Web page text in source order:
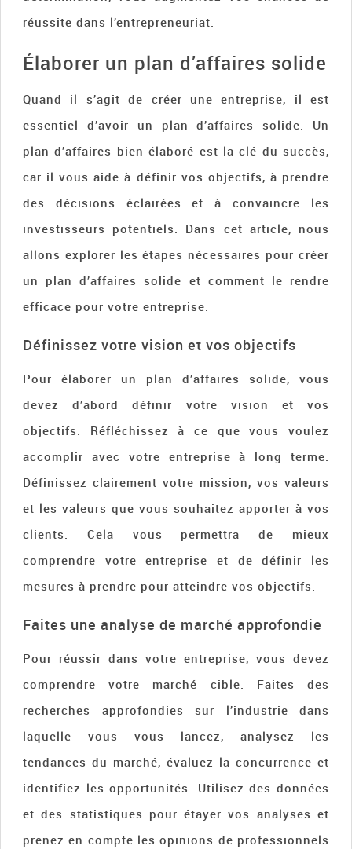
réussite dans l’entrepreneuriat.
Élaborer un plan d’affaires solide
Quand il s’agit de créer une entreprise, il est
essentiel d’avoir un plan d’affaires solide. Un
plan d’affaires bien élaboré est la clé du succès,
car il vous aide à définir vos objectifs, à prendre
des décisions éclairées et à convaincre les
investisseurs potentiels. Dans cet article, nous
allons explorer les étapes nécessaires pour créer
un plan d’affaires solide et comment le rendre
efficace pour votre entreprise.
Définissez votre vision et vos objectifs
Pour élaborer un plan d’affaires solide, vous
devez d’abord définir votre vision et vos
objectifs. Réfléchissez à ce que vous voulez
accomplir avec votre entreprise à long terme.
Définissez clairement votre mission, vos valeurs
et les valeurs que vous souhaitez apporter à vos
clients. Cela vous permettra de mieux
comprendre votre entreprise et de définir les
mesures à prendre pour atteindre vos objectifs.
Faites une analyse de marché approfondie
Pour réussir dans votre entreprise, vous devez
comprendre votre marché cible. Faites des
recherches approfondies sur l’industrie dans
laquelle vous vous lancez, analysez les
tendances du marché, évaluez la concurrence et
identifiez les opportunités. Utilisez des données
et des statistiques pour étayer vos analyses et
prenez en compte les opinions de professionnels